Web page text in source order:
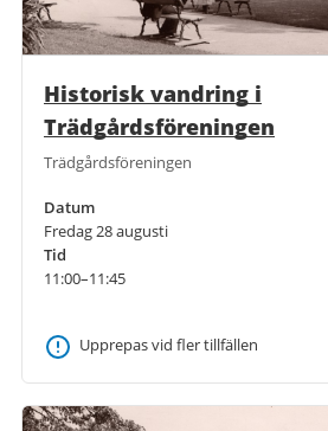
Historisk vandring i
Trädgårdsföreningen
Trädgårdsföreningen
Datum
Fredag 28 augusti
Tid
11:00–11:45
Upprepas vid fler tillfällen